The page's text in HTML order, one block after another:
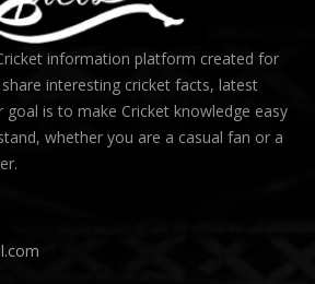
information platform created for
interesting cricket facts, latest
goal is to make Cricket knowledge easy
whether you are a casual fan or a